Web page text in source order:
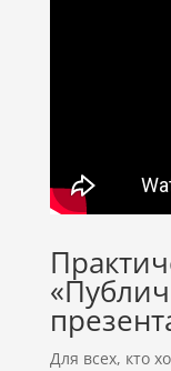
Для всех, кто